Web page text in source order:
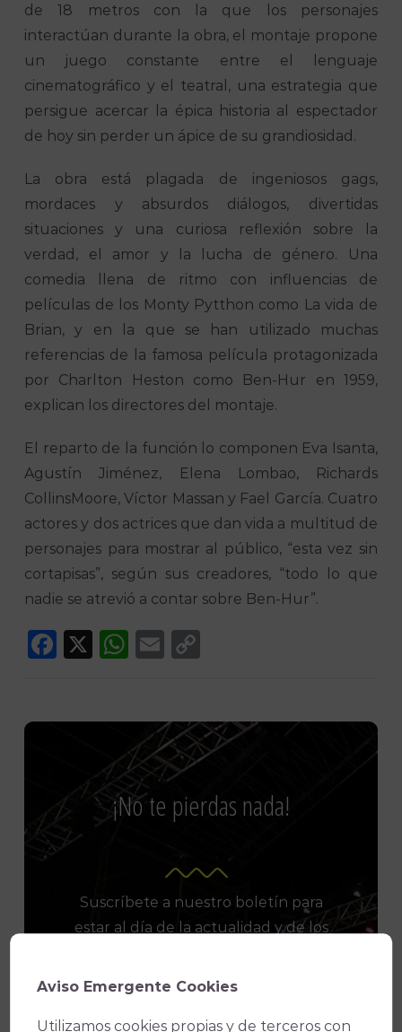
de 18 metros con la que los personajes
interactúan durante la obra, el montaje propone
un juego constante entre el lenguaje
cinematográfico y el teatral, una estrategia que
persigue acercar la épica historia al espectador
de hoy sin perder un ápice de su grandiosidad.
La obra está plagada de ingeniosos gags,
mordaces y absurdos diálogos, divertidas
situaciones y una curiosa reflexión sobre la
verdad, el amor y la lucha de género. Una
comedia llena de ritmo con influencias de
películas de los Monty Pytthon como La vida de
Brian, y en la que se han utilizado muchas
referencias de la famosa película protagonizada
por Charlton Heston como Ben-Hur en 1959,
explican los directores del montaje.
El reparto de la función lo componen Eva Isanta,
Agustín Jiménez, Elena Lombao, Richards
CollinsMoore, Víctor Massan y Fael García. Cuatro
actores y dos actrices que dan vida a multitud de
personajes para mostrar al público, “esta vez sin
cortapisas”, según sus creadores, “todo lo que
nadie se atrevió a contar sobre Ben-Hur”.
Facebook
X WhatsApp
Email
¡No te pierdas nada!
Suscríbete a nuestro boletín para
estar al día de la actualidad y de los
Aviso Emergente Cookies
Utilizamos cookies propias y de terceros con